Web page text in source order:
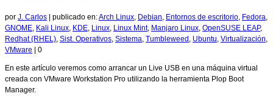
por J. Carlos publicado en:Arch Linux, Debian, Entornos de escritorio, Fedora,
GNOME, Kali Linux, KDE, Linux, Linux Mint, Manjaro Linux, OpenSUSE LEAP,
Redhat (RHEL), Sist. Operativos, Sistema, Tumbleweed , Ubuntu, Virtualización,
VMware
0
En este artículo veremos como arrancar un Live USB en una máquina virtual
creada con VMware Workstation Pro utilizando la herramienta Plop Boot
Manager.